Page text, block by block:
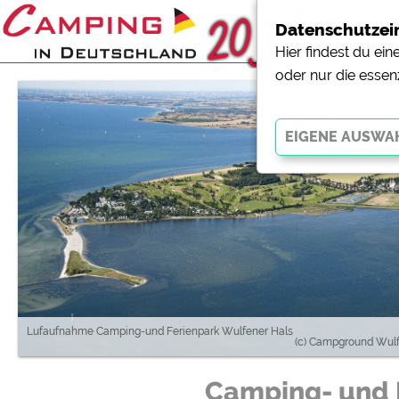
Lufaufnahme Camping-und Ferienpark Wulfener Hals
(c) Campground
Camping- und
Hier findest du
oder nur die
Essenziell
Essenzielle Cookies
der Website dringend
funktionieren
YouTube (Videos von
Campingplatzvorschau
Google Maps